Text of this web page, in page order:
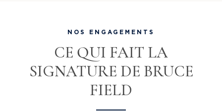
NOS ENGAGEMENTS
CE QUI FAIT LA
SIGNATURE DE BRUCE
FIELD